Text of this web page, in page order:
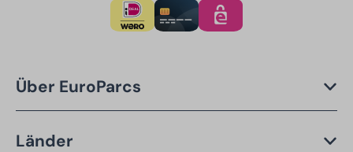
Über EuroParcs
Länder